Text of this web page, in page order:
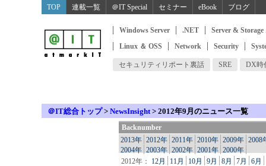
TOP 連載一覧 ＠IT Special セミナー eBook ブログ
Windows Server .NET
Server & Storage
Linux ＆ OSS
Network Security
セキュリティリポート裏話 SRE DX時
＠IT総合トップ> NewsInsight> 2012年9月のニュース一覧
Backnumber
2013年 2012年 2011年 2010年 2009年 2008
2004年 2003年 2002年 2001年 2000年
2012年：
12月 11月 10月 9月 8月 7月 6月